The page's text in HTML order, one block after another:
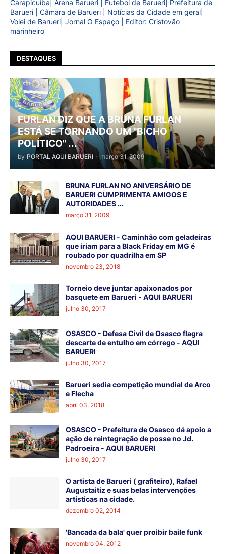
Carapicuíba| Arena Barueri | Futebol de Barueri| Prefeitura de
Barueri | Câmara de Barueri | Notícias da Cidade em geral|
Volei de Barueri| Jornal O Espaço | Editor: Cristovão
marinheiro
DESTAQUES
FURLAN DIZ QUE A BRUNA FURLAN
ESTÁ SE TORNANDO UM "BICHO
POLÍTICO" ...
by PORTAL AQUI BARUERI - março 31, 2009
BRUNA FURLAN NO ANIVERSÁRIO DE
BARUERI CUMPRIMENTA AMIGOS E
AUTORIDADES ...
março 31, 2009
AQUI BARUERI - Caminhão com geladeiras
que iriam para a Black Friday em MG é
roubado por quadrilha em SP
novembro 23, 2018
Torneio deve juntar apaixonados por
basquete em Barueri - AQUI BARUERI
julho 30, 2017
OSASCO - Defesa Civil de Osasco flagra
descarte de entulho em córrego - AQUI
BARUERI
julho 30, 2017
Barueri sedia competição mundial de Arco
e Flecha
abril 03, 2018
OSASCO - Prefeitura de Osasco dá apoio a
ação de reintegração de posse no Jd.
Padroeira - AQUI BARUERI
julho 30, 2017
O artista de Barueri ( grafiteiro), Rafael
Augustaitiz e suas belas intervenções
artísticas na cidade.
dezembro 02, 2014
'Bancada da bala' quer proibir baile funk
novembro 04, 2012